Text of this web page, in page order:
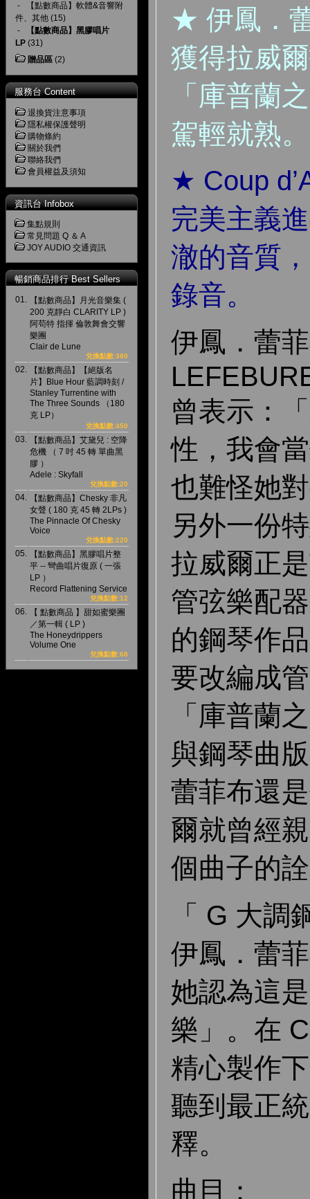
-
【點數商品】軟體&音響附
件、其他 (15)
-
【點數商品】黑膠唱片
LP (31)
贈品區 (2)
服務台 Content
退換貨注意事項
隱私權保護聲明
購物條約
關於我們
聯絡我們
會員權益及須知
資訊台 Infobox
集點規則
常見問題 Q ＆ A
JOY AUDIO 交通資訊
暢銷商品排行 Best Sellers
01.
【點數商品】月光音樂集 (
200 克靜白 CLARITY LP )
阿苟特 指揮 倫敦舞會交響
樂團
Clair de Lune
兌換點數:380
02.
【點數商品】【絕版名
片】Blue Hour 藍調時刻 /
Stanley Turrentine with
The Three Sounds （180
克 LP）
兌換點數:450
03.
【點數商品】艾黛兒 : 空降
危機 （ 7 吋 45 轉 單曲黑
膠 ）
Adele : Skyfall
兌換點數:20
04.
【點數商品】Chesky 非凡
女聲 ( 180 克 45 轉 2LPs )
The Pinnacle Of Chesky
Voice
兌換點數:220
05.
【點數商品】黑膠唱片整
平 -- 彎曲唱片復原 ( 一張
LP ）
Record Flattening Service
兌換點數:12
06.
【 點數商品 】甜如蜜樂團
／第一輯 ( LP )
The Honeydrippers
Volume One
兌換點數:68
★ 伊鳳．
獲得拉威
「庫普蘭
駕輕就熟。
★ Coup
完美主義
澈的音質
錄音。
伊鳳．蕾
曾表示：
性，我會
也難怪她
另外一份
拉威爾正
管弦樂配
的鋼琴作
要改編成
「庫普蘭
與鋼琴曲
蕾菲布還
爾就曾經
個曲子的
「 G 大調
伊鳳．蕾
她認為這
樂」。在
精心製作
聽到最正
釋。
曲目：